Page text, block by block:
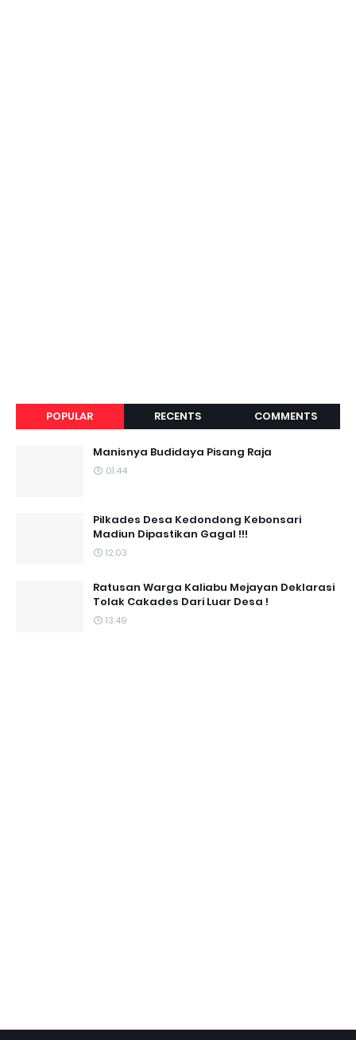
POPULAR RECENTS COMMENTS
Manisnya Budidaya Pisang Raja
01.44
Pilkades Desa Kedondong Kebonsari
Madiun Dipastikan Gagal !!!
12.03
Ratusan Warga Kaliabu Mejayan Deklarasi
Tolak Cakades Dari Luar Desa !
13.49